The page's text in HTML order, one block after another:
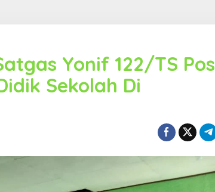
Yonif 122/TS Pos
Sekolah Di